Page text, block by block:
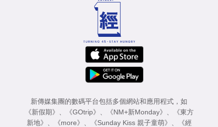
新傳媒集團的數碼平台包括多個網站和應用程式，如
《新假期》
《GOtrip》 《NM+新Monday》
《東方
新地》
《more》 《Sunday Kiss 親子童萌》
《經